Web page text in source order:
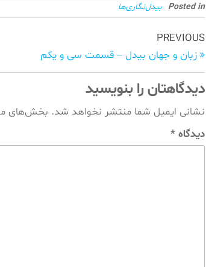
Posted in بیدل‌نگاری‌ها
PREVIOUS
زبان و جهان بیدل – قسمت سی و یکم
دیدگاهتان را بنویسید
نشانی ایمیل شما منتشر نخواهد شد. بخش‌های
دیدگاه *